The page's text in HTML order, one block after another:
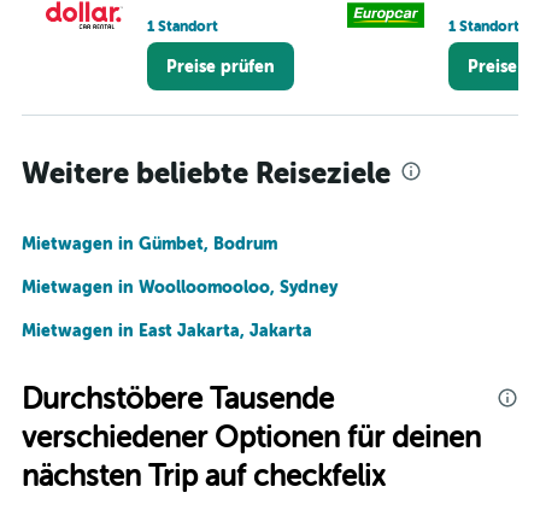
1 Standort
Preise prüfen
1 Standort
Preise
Weitere beliebte Reiseziele
Mietwagen in Gümbet, Bodrum
Mietwagen in Woolloomooloo, Sydney
Mietwagen in East Jakarta, Jakarta
Durchstöbere Tausende
verschiedener Optionen für deinen
nächsten Trip auf checkfelix